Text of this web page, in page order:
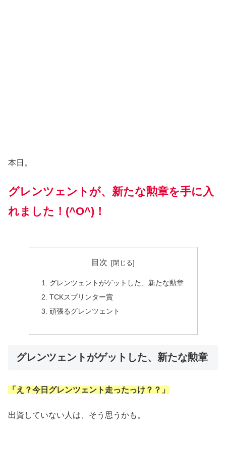
本日。
グレンツェントが、新たな勲章を手に入
れました！(^O^)！
目次
グレンツェントがゲットした、新たな勲章
TCKスプリンター賞
頑張るグレンツェント
グレンツェントがゲットした、新たな勲章
「え？今日グレンツェント走ったっけ？？」
出資していない人は、そう思うかも。